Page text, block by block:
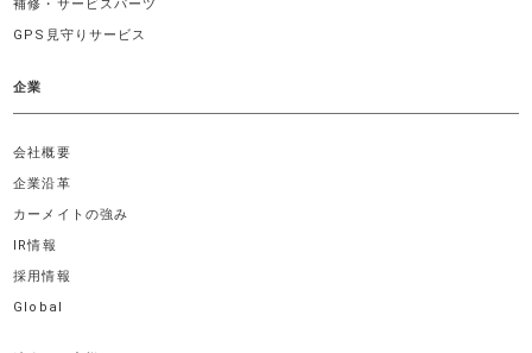
補修・サービスパーツ
GPS見守りサービス
企業
会社概要
企業沿革
カーメイトの強み
IR情報
採用情報
Global